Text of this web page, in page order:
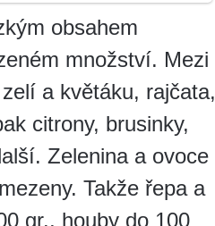
obsahem
množství. Mezi
a květáku, rajčata,
citrony, brusinky,
Zelenina a ovoce
Takže řepa a
gr., houby do 100